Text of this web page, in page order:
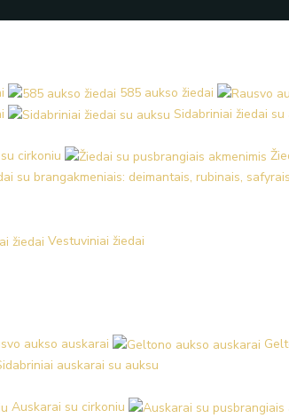
585 aukso žiedai
Sidabriniai žiedai su
cirkoniu
su brangakmeniais: deimantais, rubinais,
Vestuviniai žiedai
aukso auskarai
auskarai su auksu
Auskarai su cirkoniu